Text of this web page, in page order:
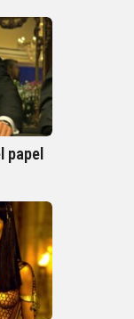
papel